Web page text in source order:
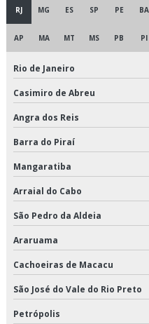
Cross docking preço
Cross docking transportadora
Cross docking transporte
Cross docking valor
Crossdocking em são paulo
Crossdocking preço
Crossdocking valor
Distribuição de alimentos
Distribuição de alimentos
Distribuição de alimentos
RJ MG ES SP PE BA
AP MA MT MS PB PI
Rio de Janeiro
Casimiro de Abreu
Angra dos Reis
Barra do Piraí
Mangaratiba
Arraial do Cabo
São Pedro da Aldeia
Araruama
Cachoeiras de Macacu
São José do Vale do Rio Preto
Petrópolis